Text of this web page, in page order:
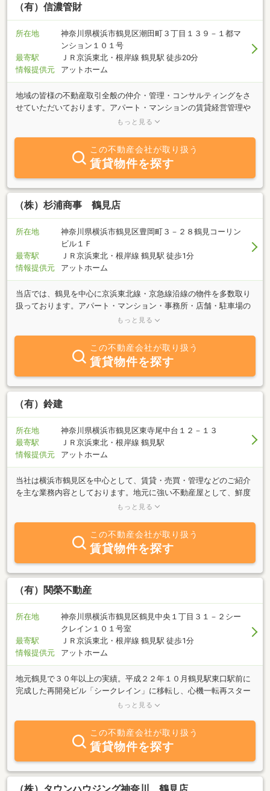
（有）信濃管財
所在地
神奈川県横浜市鶴見区潮田町３丁目１３９－１都マ
ンション１０１号
最寄駅
ＪＲ京浜東北・根岸線 鶴見駅 徒歩20分
情報提供元
アットホーム
地域の皆様の不動産取引全般の仲介・管理・コンサルティングをさ
せていただいております。アパート・マンションの賃貸経営管理や
賃貸住宅のお探し・土地建物買取や売買仲介・不動産活用や相続の
もっと見る
この不動産会社が取り扱う
賃貸物件を探す
（株）杉浦商事 鶴見店
所在地
神奈川県横浜市鶴見区豊岡町３－２８鶴見コーリン
ビル１Ｆ
最寄駅
ＪＲ京浜東北・根岸線 鶴見駅 徒歩1分
情報提供元
アットホーム
当店では、鶴見を中心に京浜東北線・京急線沿線の物件を多数取り
扱っております。アパート・マンション・事務所・店舗・駐車場の
賃貸物件から、土地・建物などの売買物件、不動産に関するお悩み
たのお部屋探しを丁寧にサポート致します。スタッフ一同 皆様の
御来店を心よりお待ち申し上げます。
もっと見る
この不動産会社が取り扱う
賃貸物件を探す
（有）鈴建
所在地
神奈川県横浜市鶴見区東寺尾中台１２－１３
最寄駅
ＪＲ京浜東北・根岸線 鶴見駅
情報提供元
アットホーム
当社は横浜市鶴見区を中心として、賃貸・売買・管理などのご紹介
を主な業務内容としております。地元に強い不動産屋として、鮮度
の高い不動産情報（アパート・マンション・新築一戸建・中古一戸
でもお待ちしておりますので、お気軽にご連絡ください。また、弊
社ホームページにてバスマップの確認や病院検索もできるようにな
っております。物件検索依頼もできますので、こちらもぜひご利用
ください。
もっと見る
この不動産会社が取り扱う
賃貸物件を探す
（有）関榮不動産
所在地
神奈川県横浜市鶴見区鶴見中央１丁目３１－２シー
クレイン１０１号室
最寄駅
ＪＲ京浜東北・根岸線 鶴見駅 徒歩1分
情報提供元
アットホーム
地元鶴見で３０年以上の実績。平成２２年１０月鶴見駅東口駅前に
完成した再開発ビル「シークレイン」に移転し、心機一転再スター
トしました。鶴見で育ち、鶴見を知り尽くしたスタッフが、お客様
もっと見る
この不動産会社が取り扱う
賃貸物件を探す
（株）タウンハウジング神奈川 鶴見店